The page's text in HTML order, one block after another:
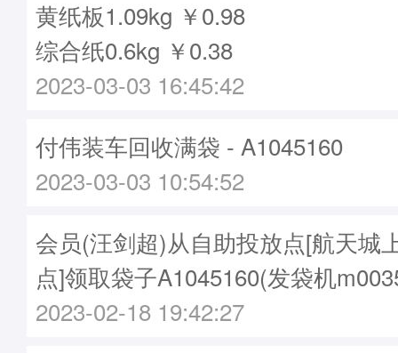
黄纸板1.09kg ￥0.98
综合纸0.6kg ￥0.38
2023-03-03 16:45:42
付伟装车回收满袋 - A1045160
2023-03-03 10:54:52
会员(汪剑超)从自助投放点[航天城
点]领取袋子A1045160(发袋机
2023-02-18 19:42:27